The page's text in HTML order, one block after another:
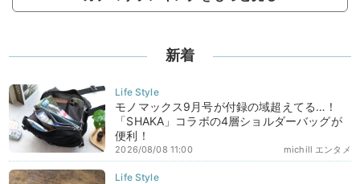
新着
モノマックス9月号が付録の域超えてる…！
「SHAKA」コラボの4層ショルダーバッグが
便利！
michill エンタメ
2026/08/08 11:00